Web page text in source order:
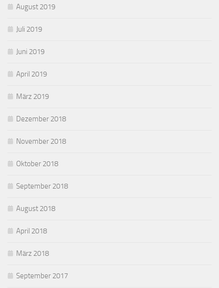
August 2019
Juli 2019
Juni 2019
April 2019
März 2019
Dezember 2018
November 2018
Oktober 2018
September 2018
August 2018
April 2018
März 2018
September 2017